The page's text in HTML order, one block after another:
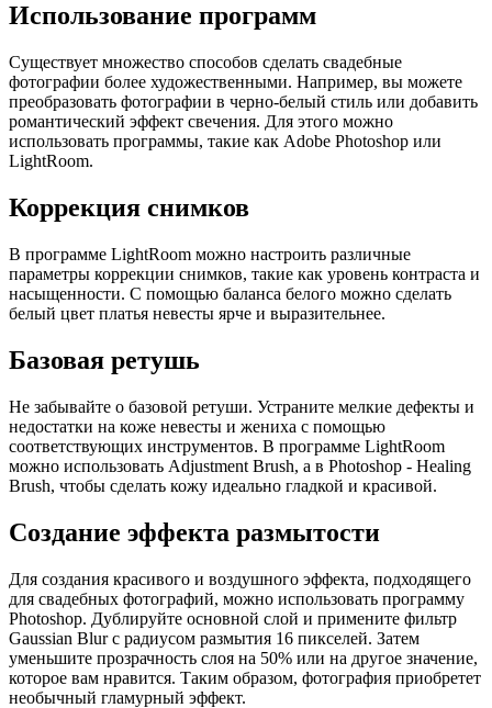
Использование программ
Существует множество способов сделать свадебные
фотографии более художественными. Например, вы можете
преобразовать фотографии в черно-белый стиль или добавить
романтический эффект свечения. Для этого можно
использовать программы, такие как Adobe Photoshop или
LightRoom.
Коррекция снимков
В программе LightRoom можно настроить различные
параметры коррекции снимков, такие как уровень контраста и
насыщенности. С помощью баланса белого можно сделать
белый цвет платья невесты ярче и выразительнее.
Базовая ретушь
Не забывайте о базовой ретуши. Устраните мелкие дефекты и
недостатки на коже невесты и жениха с помощью
соответствующих инструментов. В программе LightRoom
можно использовать Adjustment Brush, а в Photoshop - Healing
Brush, чтобы сделать кожу идеально гладкой и красивой.
Создание эффекта размытости
Для создания красивого и воздушного эффекта, подходящего
для свадебных фотографий, можно использовать программу
Photoshop. Дублируйте основной слой и примените фильтр
Gaussian Blur с радиусом размытия 16 пикселей. Затем
уменьшите прозрачность слоя на 50% или на другое значение,
которое вам нравится. Таким образом, фотография приобретет
необычный гламурный эффект.